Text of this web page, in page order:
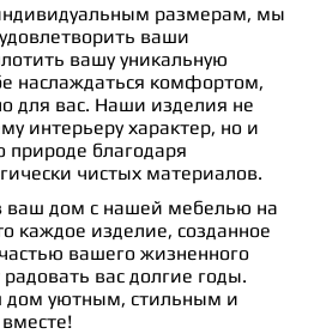
размерам, мы
ваши
вашу уникальную
наслаждаться комфортом,
для вас. Наши изделия не
интерьеру характер, но и
природе благодаря
чистых материалов.
ваш дом с нашей мебелью на
каждое изделие, созданное
вашего жизненного
вас долгие годы.
дом уютным, стильным и